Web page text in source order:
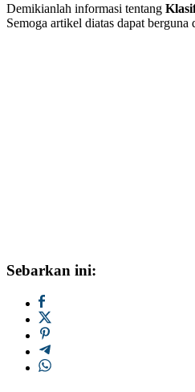
Demikianlah informasi tentang
Semoga artikel diatas dapat
Sebarkan ini: